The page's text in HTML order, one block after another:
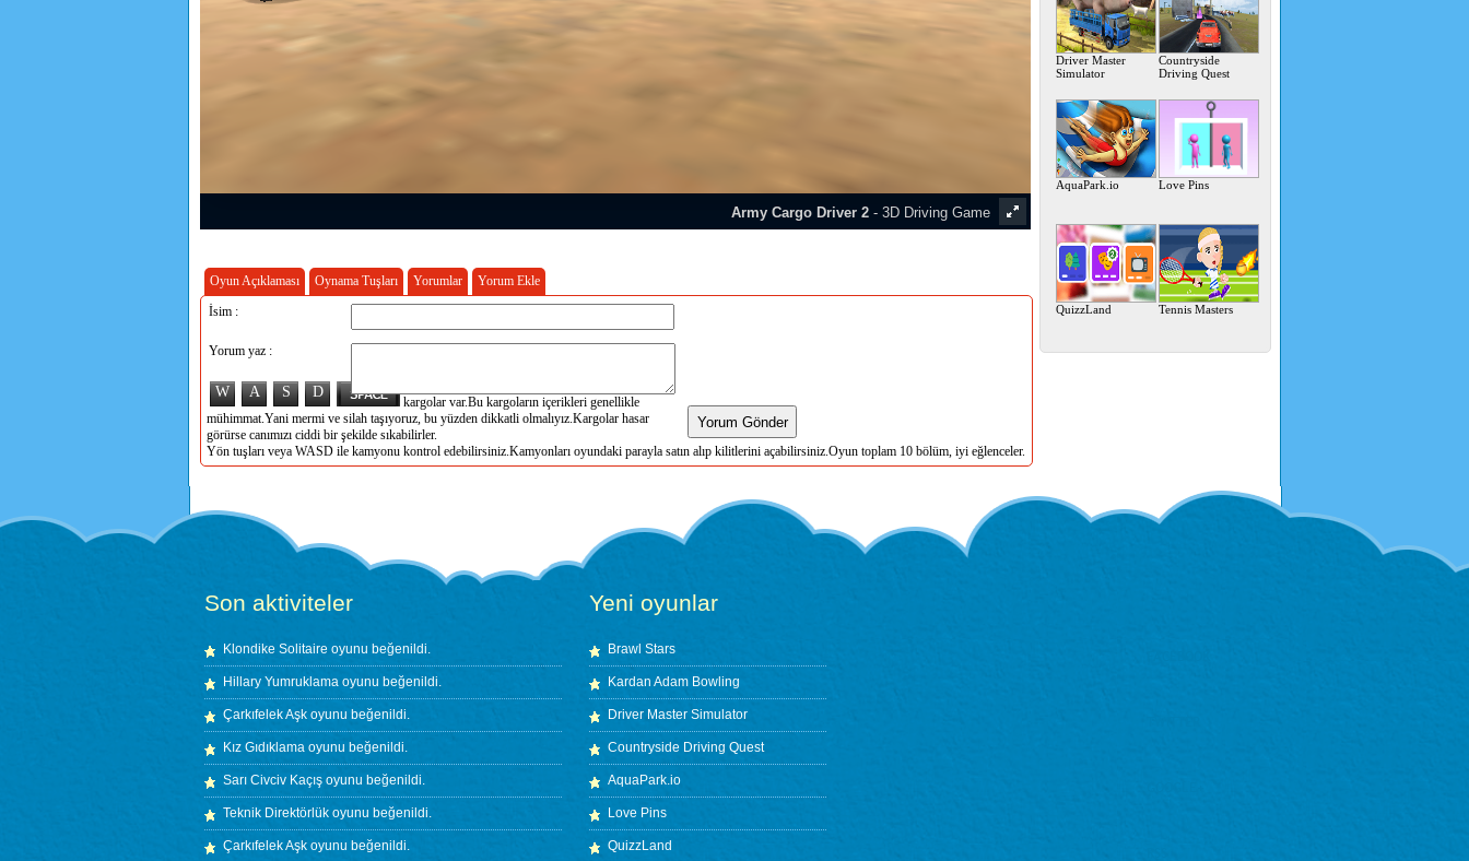
Oyun Açıklaması Oynama Tuşları Yorumlar
Yorum Ekle
İsim :
Yorum yaz :
W A S D
kargolar var.Bu kargoların içerikleri genellikle
mühimmat.Yani mermi ve silah taşıyoruz, bu yüzden dikkatli olmalıyız.Kargolar hasar
görürse canımızı ciddi bir şekilde sıkabilirler.
Yön tuşları veya WASD ile kamyonu kontrol edebilirsiniz.Kamyonları oyundaki parayla satın alıp kilitlerini açabilirsiniz.Oyun toplam 10 bölüm, iyi eğlenceler.
Driver Master
Simulator
Countryside
Driving Quest
AquaPark.io Love Pins
QuizzLand Tennis Masters
Son aktiviteler
Klondike Solitaire oyunu beğenildi.
Hillary Yumruklama oyunu beğenildi.
Çarkıfelek Aşk oyunu beğenildi.
Kız Gıdıklama oyunu beğenildi.
Sarı Civciv Kaçış oyunu beğenildi.
Teknik Direktörlük oyunu beğenildi.
Çarkıfelek Aşk oyunu beğenildi.
Yeni oyunlar
Brawl Stars
Kardan Adam Bowling
Driver Master Simulator
Countryside Driving Quest
AquaPark.io
Love Pins
QuizzLand